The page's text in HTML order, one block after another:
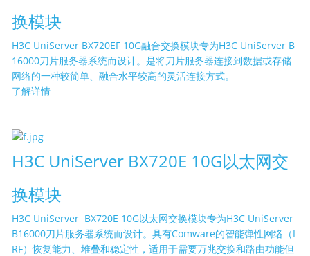
换模块
H3C UniServer BX720EF 10G融合交换模块专为H3C UniServer B
16000刀片服务器系统而设计。是将刀片服务器连接到数据或存储
网络的一种较简单、融合水平较高的灵活连接方式。
了解详情
H3C UniServer BX720E 10G以太网交
换模块
H3C UniServer BX720E 10G以太网交换模块专为H3C UniServer
B16000刀片服务器系统而设计。具有Comware的智能弹性网络（I
RF）恢复能力、堆叠和稳定性，适用于需要万兆交换和路由功能但